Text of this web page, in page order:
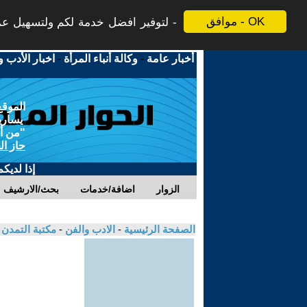
موافق - OK لتوفير افضل خدمة لكم ولتسهيل
أخبار عامة -وكالة أنباء المرأة - اخبار الأدب
"من
حاز
إذا
بحث/الارشيف اضافة/خدمات الزوار
الصفحة الرئيسية - الادب والفن - مكتبة